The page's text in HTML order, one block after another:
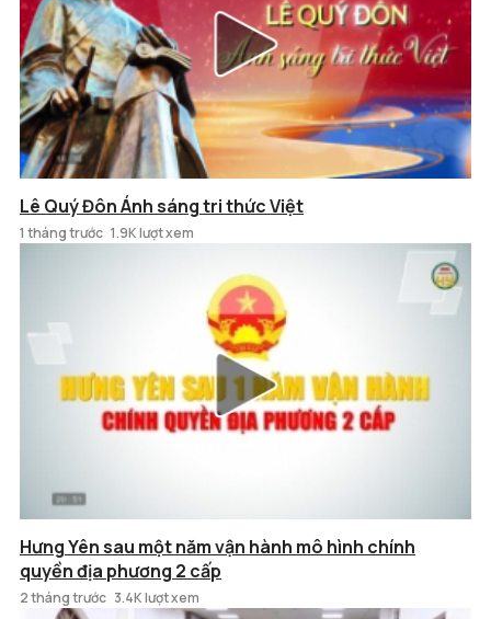
Lê Quý Đôn Ánh sáng tri thức Việt
1 tháng trước 1.9K lượt xem
Hưng Yên sau một năm vận hành mô hình chính
quyền địa phương 2 cấp
2 tháng trước 3.4K lượt xem